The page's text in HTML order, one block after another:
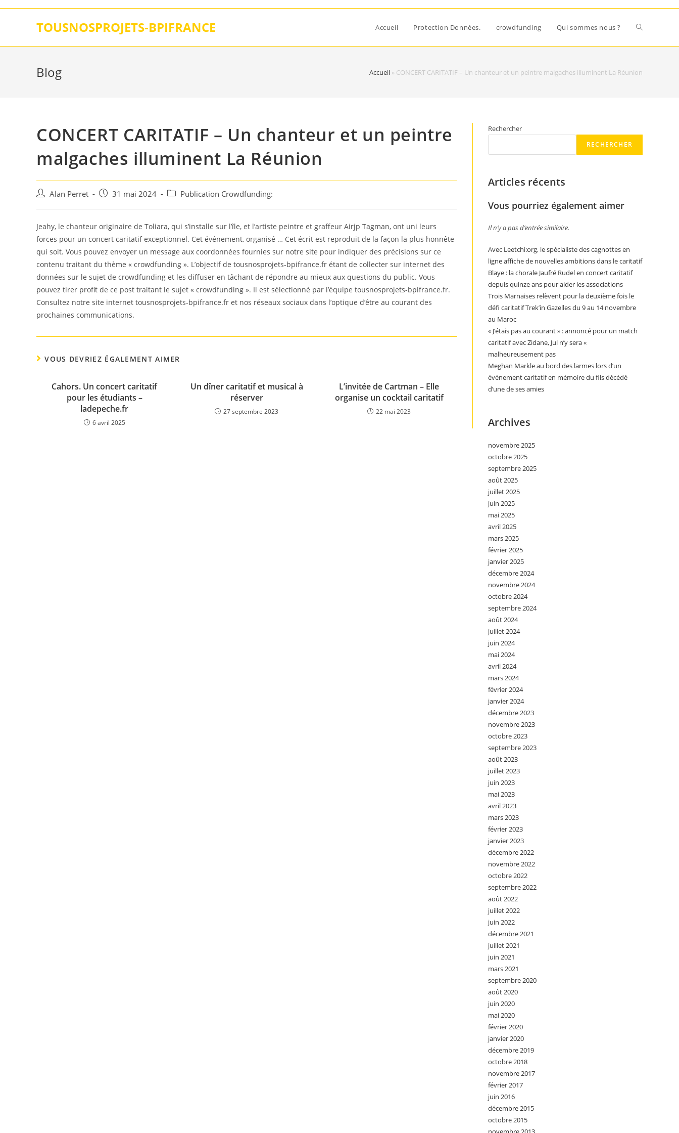
Skip
TOUSNOSPROJETS-BPIFRANCE Accueil Protection Données. crowdfunding Qui sommes nous ?
Blog Accueil » CONCERT CARITATIF – Un chanteur et un peintre malgaches illuminent La Réunion
CONCERT CARITATIF – Un chanteur et un peintre
malgaches illuminent La Réunion
Auteur/autrice
publication :
Alan Perret
Post31 mai 2024
Post Publication Crowdfunding:
Jeahy, le chanteur originaire de Toliara, qui s’installe sur l’île, et l’artiste peintre et graffeur Airjp Tagman, ont uni leurs
forces pour un concert caritatif exceptionnel. Cet événement, organisé … Cet écrit est reproduit de la façon la plus honnête
qui soit. Vous pouvez envoyer un message aux coordonnées fournies sur notre site pour indiquer des précisions sur ce
contenu traitant du thème « crowdfunding ». L’objectif de tousnosprojets-bpifrance.fr étant de collecter sur internet des
données sur le sujet de crowdfunding et les diffuser en tâchant de répondre au mieux aux questions du public. Vous
pouvez tirer profit de ce post traitant le sujet « crowdfunding ». Il est sélectionné par l’équipe tousnosprojets-bpifrance.fr.
Consultez notre site internet tousnosprojets-bpifrance.fr et nos réseaux sociaux dans l’optique d’être au courant des
prochaines communications.
VOUS DEVRIEZ ÉGALEMENT AIMER
Cahors. Un concert caritatif
pour les étudiants –
ladepeche.fr
6 avril 2025
Un dîner caritatif et musical à
réserver
27 septembre 2023
L’invitée de Cartman – Elle
organise un cocktail caritatif
22 mai 2023
Rechercher
RECHERCHER
Articles récents
Vous pourriez également aimer
Il n’y a pas d’entrée similaire.
Avec Leetchi:org, le spécialiste des cagnottes en
ligne affiche de nouvelles ambitions dans le caritatif
Blaye : la chorale Jaufré Rudel en concert caritatif
depuis quinze ans pour aider les associations
Trois Marnaises relèvent pour la deuxième fois le
défi caritatif Trek’in Gazelles du 9 au 14 novembre
au Maroc
« J’étais pas au courant » : annoncé pour un match
caritatif avec Zidane, Jul n’y sera «
malheureusement pas
Meghan Markle au bord des larmes lors d’un
événement caritatif en mémoire du fils décédé
d’une de ses amies
Archives
novembre 2025
octobre 2025
septembre 2025
août 2025
juillet 2025
juin 2025
mai 2025
avril 2025
mars 2025
février 2025
janvier 2025
décembre 2024
novembre 2024
octobre 2024
septembre 2024
août 2024
juillet 2024
juin 2024
mai 2024
avril 2024
mars 2024
février 2024
janvier 2024
décembre 2023
novembre 2023
octobre 2023
septembre 2023
août 2023
juillet 2023
juin 2023
mai 2023
avril 2023
mars 2023
février 2023
janvier 2023
décembre 2022
novembre 2022
octobre 2022
septembre 2022
août 2022
juillet 2022
juin 2022
décembre 2021
juillet 2021
juin 2021
mars 2021
septembre 2020
août 2020
juin 2020
mai 2020
février 2020
janvier 2020
décembre 2019
octobre 2018
novembre 2017
février 2017
juin 2016
décembre 2015
octobre 2015